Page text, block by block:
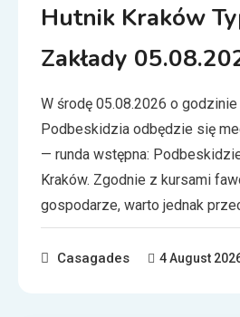
Hutnik Kraków
Zakłady
W środę 05.08.2026 o
Podbeskidzia odbędzie się
— runda wstępna:
Kraków. Zgodnie z kursami
gospodarze, warto jednak
Casagades 4 August